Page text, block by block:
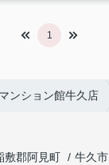
1
ンション館牛久店
敷郡阿見町 牛久市